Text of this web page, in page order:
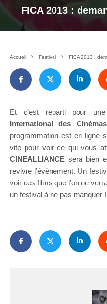
FICA 2013 :
Accueil Festival FICA 2013 :
Et c’est reparti pour
International des
programmation est en ligne
vite pour voir ce qui vous
CINEALLIANCE sera bien
revivre l’évènement. Un
voir des films que l’on ne
un festival à ne pas manquer !